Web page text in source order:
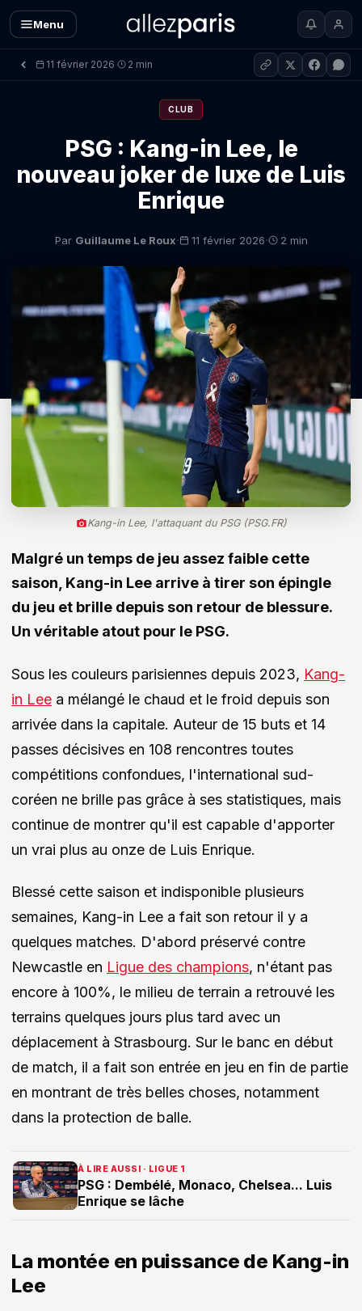
Menu
11 février 2026· 2 min
CLUB
PSG : Kang-in Lee, le
nouveau joker de luxe de Luis
Enrique
Par Guillaume Le Roux· 11 février 2026· 2 min
Kang-in Lee, l'attaquant du PSG (PSG.FR)
Malgré un temps de jeu assez faible cette
saison, Kang-in Lee arrive à tirer son épingle
du jeu et brille depuis son retour de blessure.
Un véritable atout pour le PSG.
Sous les couleurs parisiennes depuis 2023, Kang-
in Lee a mélangé le chaud et le froid depuis son
arrivée dans la capitale. Auteur de 15 buts et 14
passes décisives en 108 rencontres toutes
compétitions confondues, l'international sud-
coréen ne brille pas grâce à ses statistiques, mais
continue de montrer qu'il est capable d'apporter
un vrai plus au onze de Luis Enrique.
Blessé cette saison et indisponible plusieurs
semaines, Kang-in Lee a fait son retour il y a
quelques matches. D'abord préservé contre
Newcastle en Ligue des champions, n'étant pas
encore à 100%, le milieu de terrain a retrouvé les
terrains quelques jours plus tard avec un
déplacement à Strasbourg. Sur le banc en début
de match, il a fait son entrée en jeu en fin de partie
en montrant de très belles choses, notamment
dans la protection de balle.
À LIRE AUSSI · LIGUE 1
PSG : Dembélé, Monaco, Chelsea... Luis
Enrique se lâche
La montée en puissance de Kang-in
Lee